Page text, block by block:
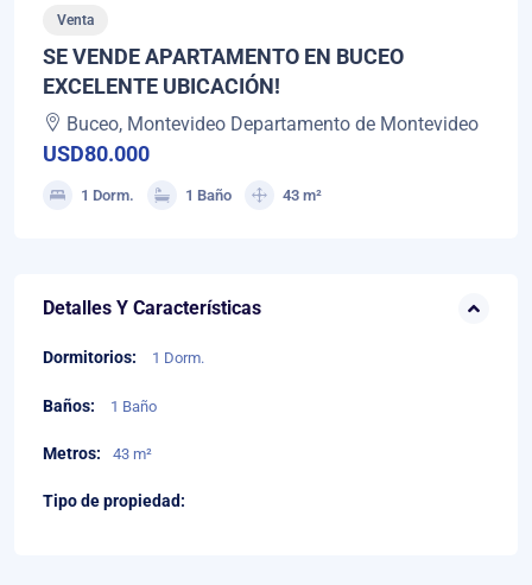
Venta
SE VENDE APARTAMENTO EN BUCEO
EXCELENTE UBICACIÓN!
Buceo, Montevideo Departamento de Montevideo
USD80.000
1 Dorm. 1 Baño 43 m²
Detalles Y Características
Dormitorios: 1 Dorm.
Baños: 1 Baño
Metros: 43 m²
Tipo de propiedad: